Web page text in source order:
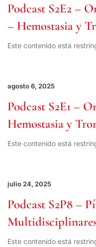
Podcast S2E2 –
– Hemostasia y
Este contenido está
agosto 6, 2025
Podcast S2E1 –
Hemostasia y
Este contenido está
julio 24, 2025
Podcast S2P8 –
Este contenido está